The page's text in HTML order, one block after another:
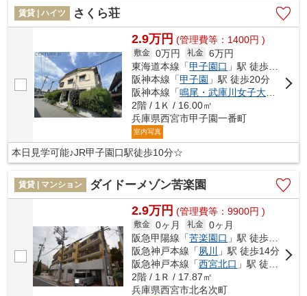
賃貸 | ハイツ さくら荘
2.9万円 (管理費等：1400円 )
敷金 0万円 礼金 6万円
東海道本線「甲子園口 」駅 徒歩10分
阪神本線「甲子園 」駅 徒歩20分
阪神本線「鳴尾・武庫川女子大前
」駅
2階 / 1Ｋ / 16.00㎡
兵庫県西宮市甲子園一番町
室内写真
本日見学可能♪JR甲子園口駅徒歩10分☆
賃貸 | マンション ダイドーメゾン苦楽園
2.9万円 (管理費等：9900円 )
敷金 0ヶ月 礼金 0ヶ月
阪急甲陽線「苦楽園口 」駅 徒歩4分
阪急神戸本線「夙川
」駅 徒歩14分
阪急神戸本線「西宮北口 」駅 徒歩37分
2階 / 1Ｒ / 17.87㎡
兵庫県西宮市北名次町